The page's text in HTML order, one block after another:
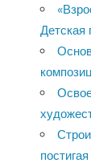
Детская
постигая